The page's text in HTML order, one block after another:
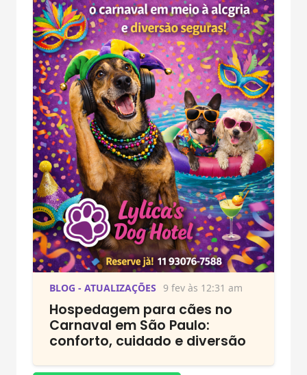
BLOG - ATUALIZAÇÕES 9 fev às 12:31 am
Hospedagem para cães no
Carnaval em São Paulo:
conforto, cuidado e diversão